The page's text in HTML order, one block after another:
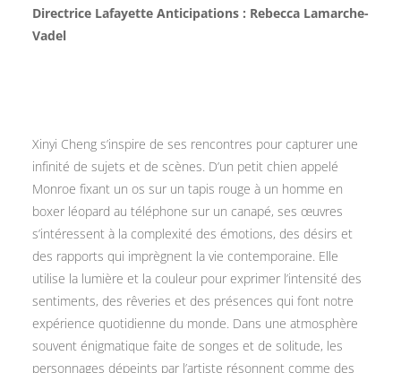
Directrice Lafayette Anticipations : Rebecca Lamarche-
Vadel
Xinyi Cheng s’inspire de ses rencontres pour capturer une
infinité de sujets et de scènes. D’un petit chien appelé
Monroe fixant un os sur un tapis rouge à un homme en
boxer léopard au téléphone sur un canapé, ses œuvres
s’intéressent à la complexité des émotions, des désirs et
des rapports qui imprègnent la vie contemporaine. Elle
utilise la lumière et la couleur pour exprimer l’intensité des
sentiments, des rêveries et des présences qui font notre
expérience quotidienne du monde. Dans une atmosphère
souvent énigmatique faite de songes et de solitude, les
personnages dépeints par l’artiste résonnent comme des